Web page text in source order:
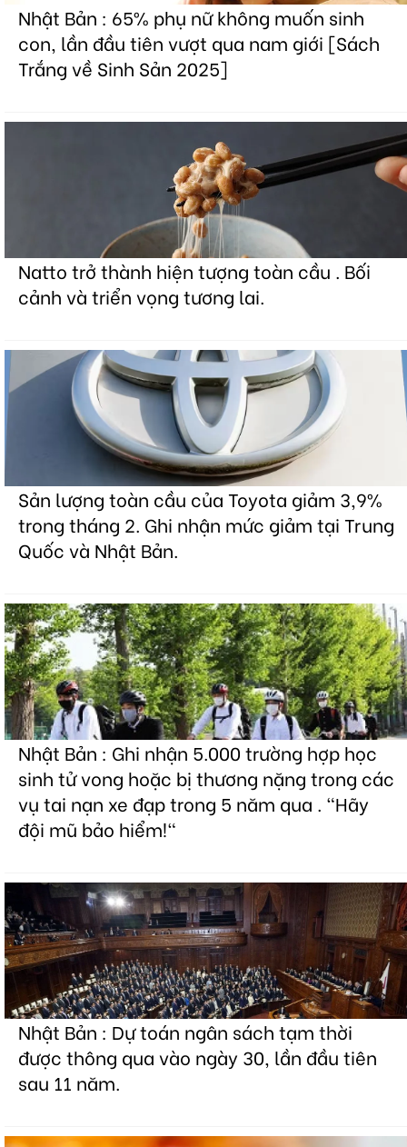
Nhật Bản : 65% phụ nữ không muốn sinh
con, lần đầu tiên vượt qua nam giới [Sách
Trắng về Sinh Sản 2025]
Natto trở thành hiện tượng toàn cầu . Bối
cảnh và triển vọng tương lai.
Sản lượng toàn cầu của Toyota giảm 3,9%
trong tháng 2. Ghi nhận mức giảm tại Trung
Quốc và Nhật Bản.
Nhật Bản : Ghi nhận 5.000 trường hợp học
sinh tử vong hoặc bị thương nặng trong các
vụ tai nạn xe đạp trong 5 năm qua . "Hãy
đội mũ bảo hiểm!"
Nhật Bản : Dự toán ngân sách tạm thời
được thông qua vào ngày 30, lần đầu tiên
sau 11 năm.